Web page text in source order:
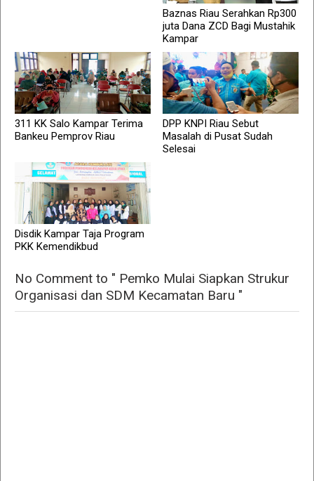
Baznas Riau Serahkan Rp300
juta Dana ZCD Bagi Mustahik
Kampar
311 KK Salo Kampar Terima
Bankeu Pemprov Riau
DPP KNPI Riau Sebut
Masalah di Pusat Sudah
Selesai
Disdik Kampar Taja Program
PKK Kemendikbud
No Comment to " Pemko Mulai Siapkan Strukur
Organisasi dan SDM Kecamatan Baru "